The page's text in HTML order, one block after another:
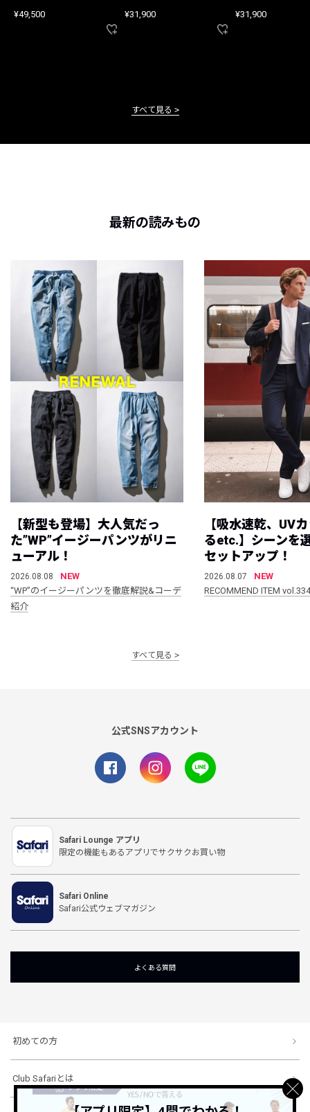
¥49,500 ¥31,900 ¥31,900
すべて見る
最新の読みもの
【新型も登場】大人気だっ
た”WP”イージーパンツがリニ
ューアル！
2026.08.08
NEW
“WP”のイージーパンツを徹底解説&コーデ
紹介
【吸水速乾、UV
るetc.】シーンを
セットアップ！
2026.08.07
NEW
RECOMMEND ITEM vol.334
すべて見る
公式SNSアカウント
Safari Lounge アプリ
限定の機能もあるアプリでサクサクお買い物
Safari Online
Safari公式ウェブマガジン
よくある質問
初めての方
Club Safariとは